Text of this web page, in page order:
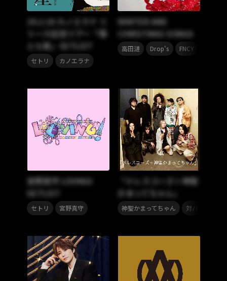
24.2.16 カノエラナ リ
リース記念ツアー「僕
と七星」SETLIST
セトリ カノエラナ
WINTER AND
CHRISTMAS SONGS
高田漣 Drop's FNCY
宮野真守 LOVING!
SETLIST
セトリ 宮野真守
「ドレスコーズ＋神聖
かまってちゃん」
神聖かまってちゃん 対バン